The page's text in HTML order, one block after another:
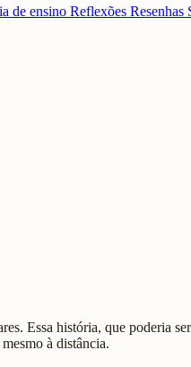
de ensino Reflexões Resenhas
Essa história, que poderia
à distância.